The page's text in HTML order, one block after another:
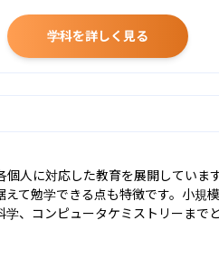
学科を詳しく見る
人に対応した教育を展開していま
て勉学できる点も特徴です。小規
、コンピュータケミストリーま